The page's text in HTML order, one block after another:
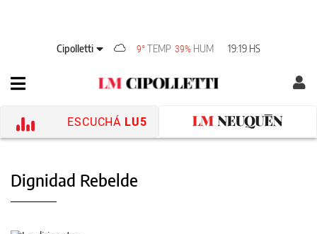
Cipolletti 9° TEMP 39% HUM 19:19 HS
ESCUCHÁ LU5
Dignidad Rebelde